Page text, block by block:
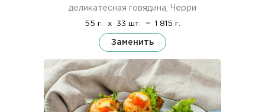
деликатесная говядина, Черри
55 г. x 33 шт. = 1 815 г.
Заменить